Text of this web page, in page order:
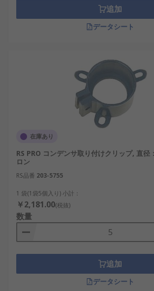
追加
データシート
在庫あり
RS PRO コンデンサ取り付けクリップ, 直
ロン
RS品番 203-5755
1 袋(1袋5個入り) 小計：
￥2,181.00(税抜)
数量
追加
データシート